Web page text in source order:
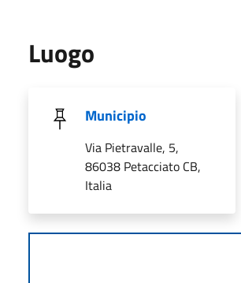
Luogo
Municipio
Via Pietravalle, 5,
86038 Petacciato CB,
Italia